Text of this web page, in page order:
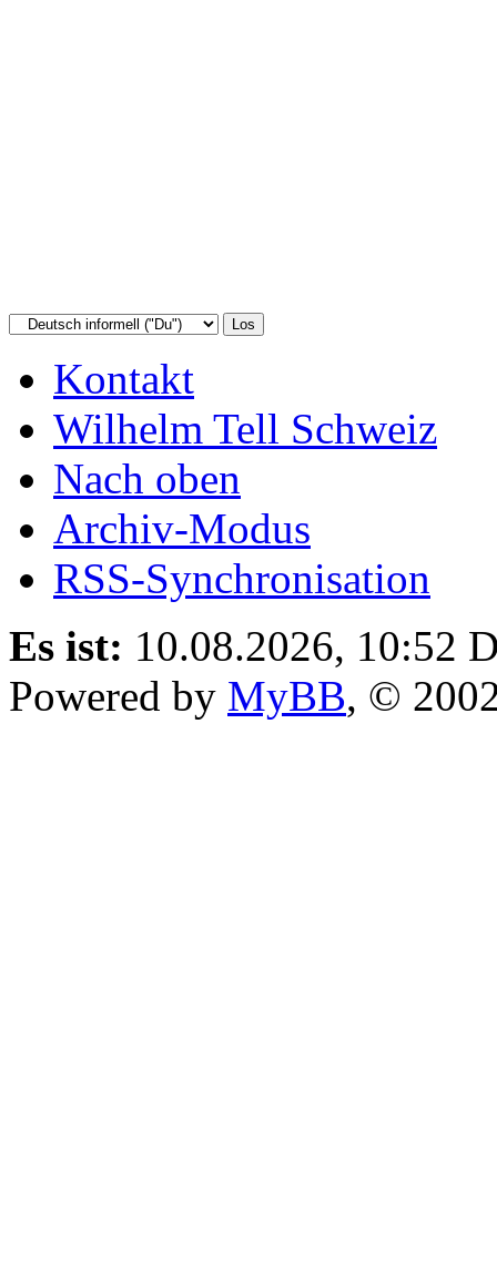
Kontakt
Wilhelm Tell Schweiz
Nach oben
Archiv-Modus
RSS-Synchronisation
Es ist: 10.08.2026, 10:52
Powered by MyBB, ©